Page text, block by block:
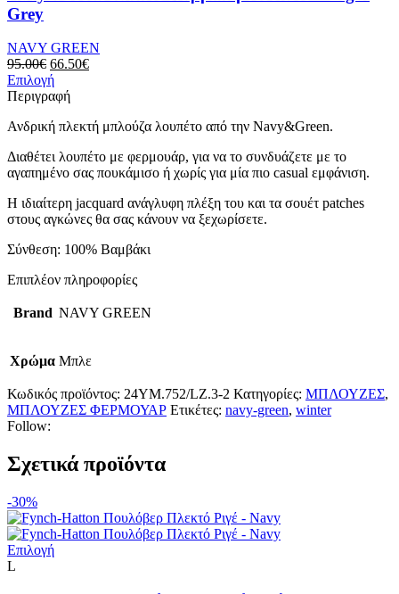
Grey
NAVY GREEN
95.00€ Original
price
was:
66.50€Η
66.50€.
ΕπιλογήΑυτό
το
έχει
παραλλαγές.
Οι
μπορούν
να
στη
σελίδα
του
προϊόντος
Περιγραφή
Ανδρική πλεκτή μπλούζα λουπέτο από την Navy&Green.
Διαθέτει λουπέτο με φερμουάρ, για να το συνδυάζετε με το
αγαπημένο σας πουκάμισο ή χωρίς για μία πιο casual εμφάνιση.
Η ιδιαίτερη jacquard ανάγλυφη πλέξη του και τα σουέτ patches
στους αγκώνες θα σας κάνουν να ξεχωρίσετε.
Σύνθεση: 100% Βαμβάκι
Επιπλέον πληροφορίες
Brand NAVY GREEN
Χρώμα Μπλε
Κωδικός προϊόντος: 24YM.752/LZ.3-2 Κατηγορίες: ΜΠΛΟΥΖΕΣ,
ΜΠΛΟΥΖΕΣ ΦΕΡΜΟΥΑΡ Ετικέτες: navy-green, winter
Follow:
Σχετικά προϊόντα
-30%
ΕπιλογήΑυτό
L